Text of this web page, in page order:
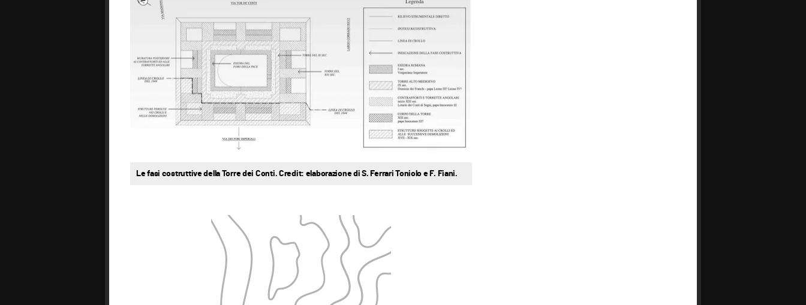
Le fasi costruttive della Torre dei Conti. Credit: elaborazione di S. Ferrari Toniolo e F. Fiani.